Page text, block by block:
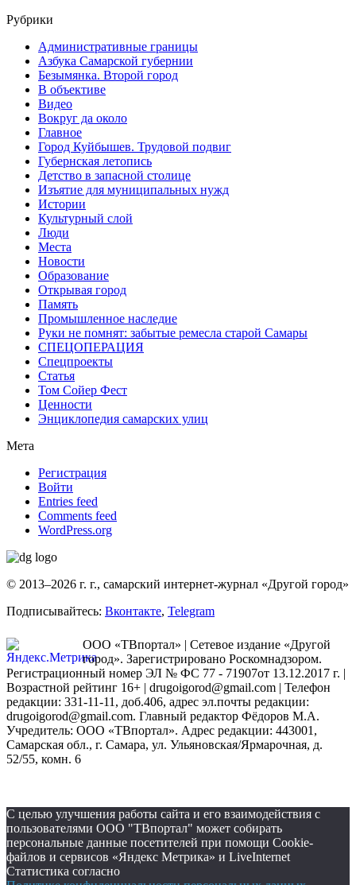
Рубрики
Административные границы
Азбука Самарской губернии
Безымянка. Второй город
В объективе
Видео
Вокруг да около
Главное
Город Куйбышев. Трудовой подвиг
Губернская летопись
Детство в запасной столице
Изъятие для муниципальных нужд
Истории
Культурный слой
Люди
Места
Новости
Образование
Открывая город
Память
Промышленное наследие
Руки не помнят: забытые ремесла старой Самары
СПЕЦОПЕРАЦИЯ
Спецпроекты
Статья
Том Сойер Фест
Ценности
Энциклопедия самарских улиц
Мета
Регистрация
Войти
Entries feed
Comments feed
WordPress.org
© 2013–2026 г. г., самарский интернет-журнал «Другой город»
Подписывайтесь: Вконтакте, Telegram
ООО «ТВпортал» | Сетевое издание «Другой
город». Зарегистрировано Роскомнадзором.
Регистрационный номер ЭЛ № ФС 77 - 71907от 13.12.2017 г. |
Возрастной рейтинг 16+ | drugoigorod@gmail.com | Телефон
редакции: 331-11-11, доб.406, адрес эл.почты редакции:
drugoigorod@gmail.com. Главный редактор Фёдоров М.А.
Учредитель: ООО «ТВпортал». Адрес редакции: 443001,
Самарская обл., г. Самара, ул. Ульяновская/Ярмарочная, д.
52/55, комн. 6
С целью улучшения работы сайта и его взаимодействия с
пользователями ООО "ТВпортал" может собирать
персональные данные посетителей при помощи Cookie-
файлов и сервисов «Яндекс Метрика» и LiveInternet
Статистика согласно